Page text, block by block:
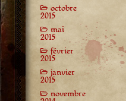
octobre
2015
mai
2015
février
2015
janvier
2015
novembre